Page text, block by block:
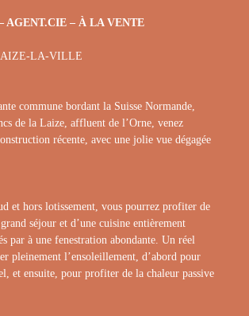
AGENT.CIE – À LA VENTE
LA-VILLE
commune bordant la Suisse Normande,
de la Laize, affluent de l’Orne, venez
récente, avec une jolie vue dégagée
et hors lotissement, vous pourrez profiter de
séjour et d’une cuisine entièrement
par à une fenestration abondante. Un réel
pleinement l’ensoleillement, d’abord pour
et ensuite, pour profiter de la chaleur passive